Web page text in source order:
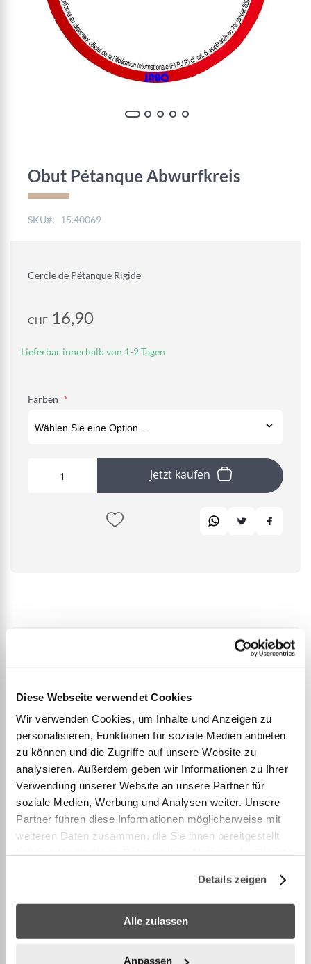
Diese Webseite verwendet Cookies
Wir verwenden Cookies, um Inhalte und Anzeigen zu
personalisieren, Funktionen für soziale Medien anbieten
zu können und die Zugriffe auf unsere Website zu
analysieren. Außerdem geben wir Informationen zu Ihrer
Verwendung unserer Website an unsere Partner für
soziale Medien, Werbung und Analysen weiter. Unsere
Partner führen diese Informationen möglicherweise mit
weiteren Daten zusammen, die Sie ihnen bereitgestellt
Details zeigen
Alle zulassen
Anpassen
Obut Pétanque Abwurfkreis
SKU 15.40069
Cercle de Pétanque Rigide
CHF 16,90
Lieferbar innerhalb von 1-2 Tagen
Farben
Jetzt kaufen
Bildgalerie
springen
Innendurchmesser 50 cm.
Maximale Einfachheit des Spiels.
Unvergleichliche Sicht für Spieler und Publikum.
Schlagfestes Polyamid, das den Stössen der Kugeln
standhält und die Verformungen des Bodens
Sorgt für einen guten Halt der Böden von
Boulodrome.
Robust, praktisch und unverzichtbar.
Entspricht den offiziellen Regeln des
Internationalen Verbands (F.I.P.J.P.).